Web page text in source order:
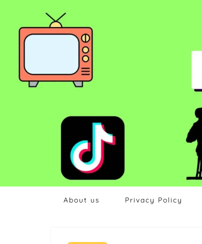
About us Privacy Policy